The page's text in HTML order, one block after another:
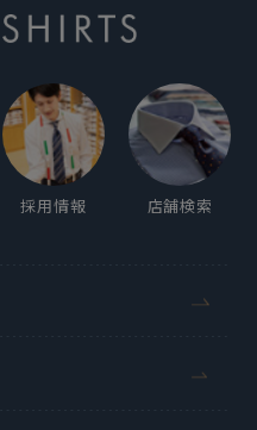
お問い合わせ
採用情報 店舗検索